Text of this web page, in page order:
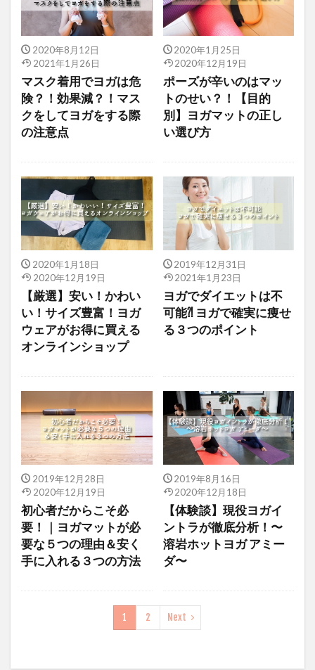
2020年8月12日
2021年1月26日
マスク着用でヨガは危
険？！効果減？！マス
クをしてヨガをする際
の注意点
2020年1月25日
2020年12月19日
ポーズが辛いのはマッ
トのせい？！【目的
別】ヨガマットの正し
い選び方
2020年1月18日
2020年12月19日
【厳選】安い！かわい
い！サイズ豊富！ヨガ
ウェアがお得に買える
オンラインショップ
2019年12月31日
2021年1月23日
ヨガでダイエットは不
可能⁈ ヨガで確実に痩せ
る３つのポイント
2019年12月28日
2020年12月19日
初心者だからこそ必
要！｜ヨガマットが必
要な５つの理由＆安く
手に入れる３つの方法
2019年8月16日
2020年12月18日
【体験談】現役ヨガイ
ントラが徹底分析！〜
溶岩ホットヨガ アミー
ダ〜
1 2 Next